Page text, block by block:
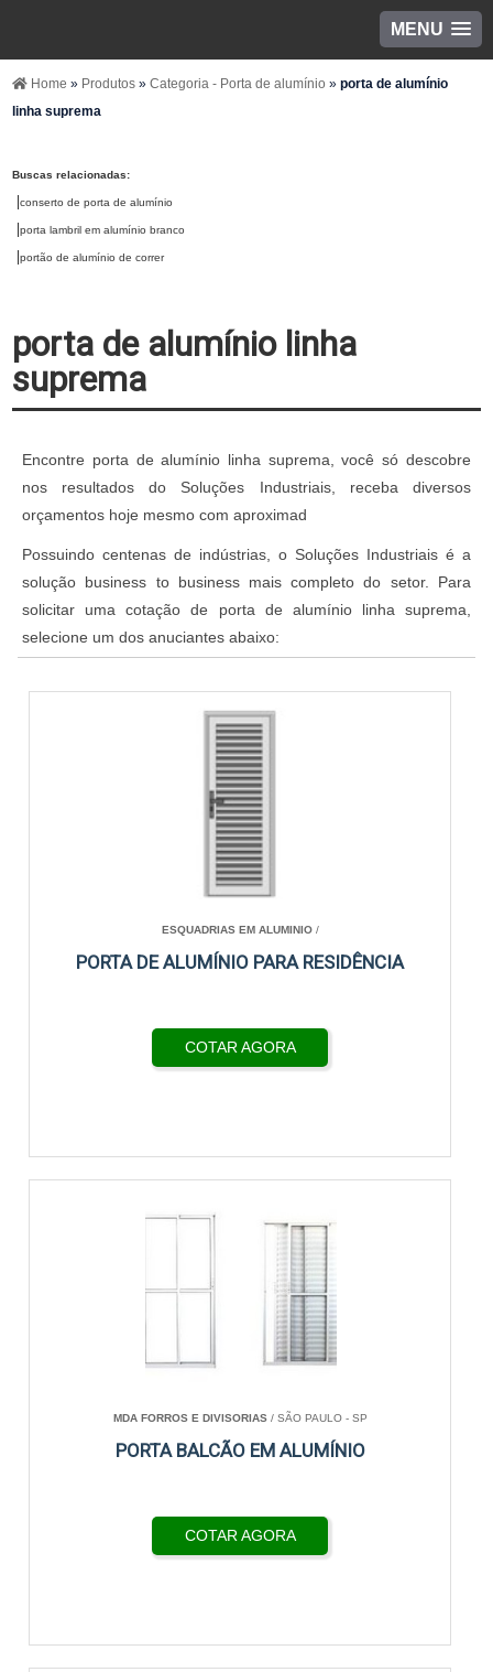
MENU
Home » Produtos»Categoria - Porta de alumínio»porta de alumínio
linha suprema
Buscas relacionadas:
conserto de porta de alumínio
porta lambril em alumínio branco
portão de alumínio de correr
porta de alumínio linha
suprema
Encontre porta de alumínio linha suprema, você só descobre
nos resultados do Soluções Industriais, receba diversos
orçamentos hoje mesmo com aproximad
Possuindo centenas de indústrias, o Soluções Industriais é a
solução business to business mais completo do setor. Para
solicitar uma cotação de porta de alumínio linha suprema,
selecione um dos anuciantes abaixo:
ESQUADRIAS EM ALUMINIO/
PORTA DE ALUMÍNIO PARA RESIDÊNCIA
COTAR AGORA
MDA FORROS E DIVISORIAS/ SÃO PAULO - SP
PORTA BALCÃO EM ALUMÍNIO
COTAR AGORA